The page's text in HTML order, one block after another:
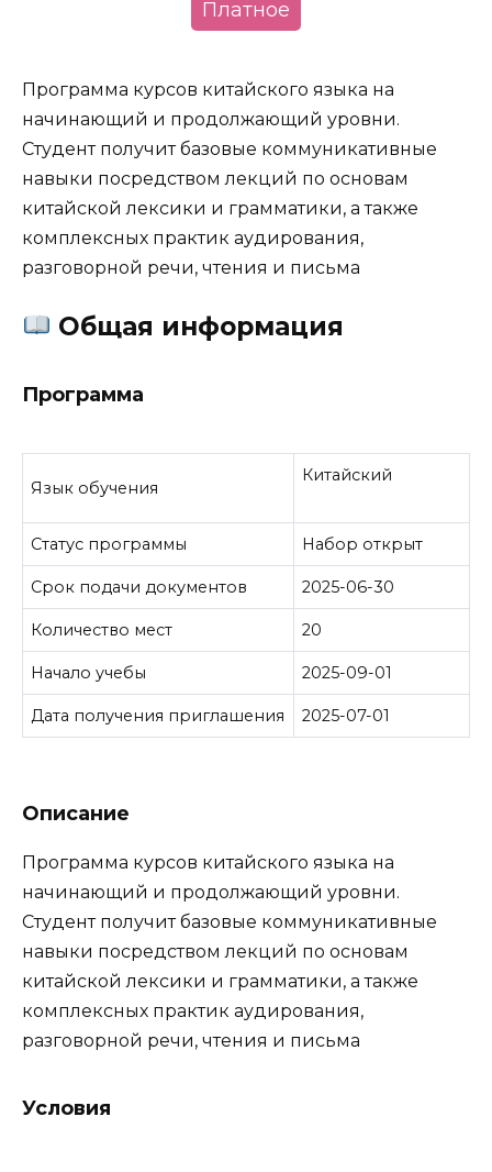
Платное
Программа курсов китайского языка на
начинающий и продолжающий уровни.
Студент получит базовые коммуникативные
навыки посредством лекций по основам
китайской лексики и грамматики, а также
комплексных практик аудирования,
разговорной речи, чтения и письма
Общая информация
Программа
Язык обучения
Китайский
Статус программы Набор открыт
Срок подачи документов 2025-06-30
Количество мест 20
Начало учебы 2025-09-01
Дата получения приглашения 2025-07-01
Описание
Программа курсов китайского языка на
начинающий и продолжающий уровни.
Студент получит базовые коммуникативные
навыки посредством лекций по основам
китайской лексики и грамматики, а также
комплексных практик аудирования,
разговорной речи, чтения и письма
Условия